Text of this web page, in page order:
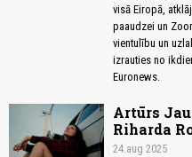
visā Eiropā,
paaudzei un
vientulību un
izrauties no
Euronews.
Artūrs
Riharda
24.aug 2025